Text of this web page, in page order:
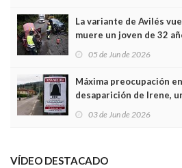
La variante de Avilés
muere un joven de 32
05 de Jun de 2026
Máxima preocupación
desaparición de Irene,
03 de Jun de 2026
VÍDEO DESTACADO